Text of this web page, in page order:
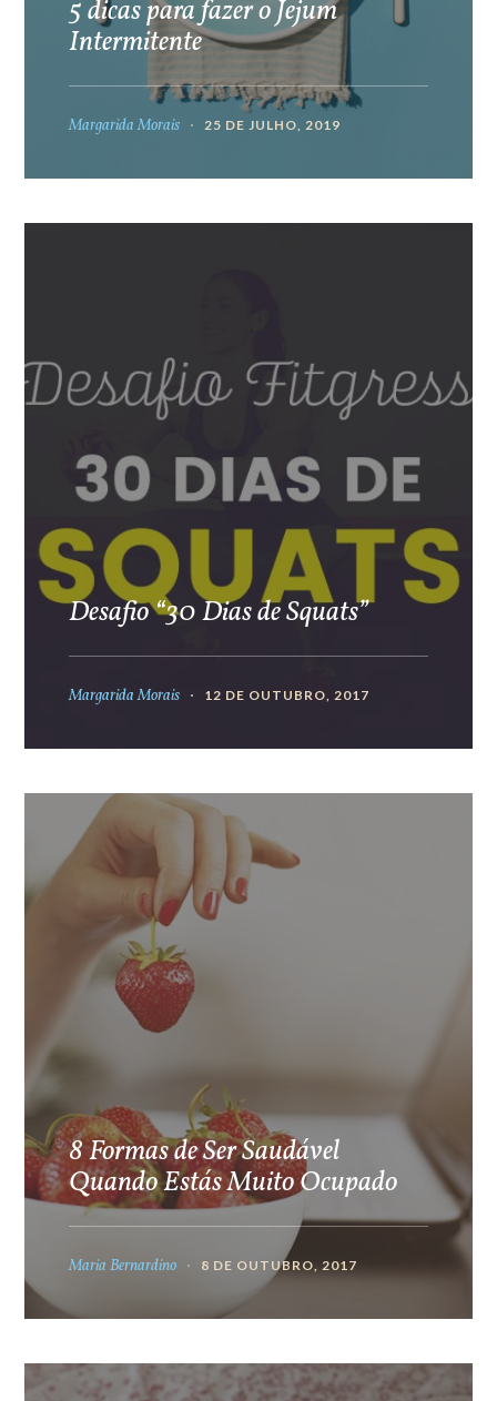
5 dicas para fazer o Jejum
Intermitente
Margarida Morais 25 DE JULHO, 2019
Desafio “30 Dias de Squats”
Margarida Morais 12 DE OUTUBRO, 2017
8 Formas de Ser Saudável
Quando Estás Muito Ocupado
Maria Bernardino 8 DE OUTUBRO, 2017